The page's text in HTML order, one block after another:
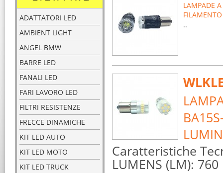
ADATTATORI LED
AMBIENT LIGHT
ANGEL BMW
BARRE LED
FANALI LED
FARI LAVORO LED
FILTRI RESISTENZE
FRECCE DINAMICHE
KIT LED AUTO
KIT LED MOTO
KIT LED TRUCK
LAMPADE
..
Caratteristiche
LUMENS (LM): 760